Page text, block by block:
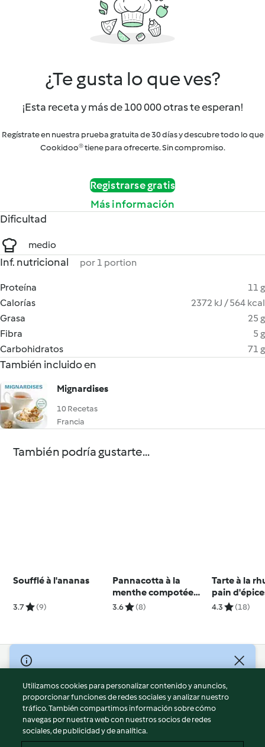
¿Te gusta lo que ves?
¡Esta receta y más de 100 000 otras te esperan!
Regístrate en nuestra prueba gratuita de 30 días y descubre todo lo que
Cookidoo® tiene para ofrecerte. Sin compromiso.
Registrarse gratis
Más información
Dificultad
medio
Inf. nutricional por 1 portion
Proteína
11 g
Calorías
2372 kJ / 564 kcal
Grasa
25 g
Fibra
5 g
Carbohidratos
71 g
También incluido en
Mignardises
10 Recetas
Francia
También podría gustarte...
Soufflé à l'ananas
3.7 (9)
Pannacotta à la
menthe compotée
d'abricots
3.6 (8)
Tarte à la
pain
4.3 (18)
© Copyright 2026
Términos de uso
Política de privacidad
Aviso legal
Información legal
Utilizamos cookies para personalizar contenido y anuncios,
proporcionar funciones de redes sociales y analizar nuestro
tráfico. También compartimos información sobre cómo
navegas por nuestra web con nuestros socios de redes
sociales, de publicidad y de analítica.